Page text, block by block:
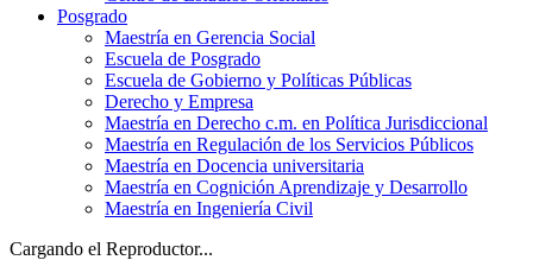
Posgrado
Maestría en Gerencia Social
Escuela de Posgrado
Escuela de Gobierno y Políticas Públicas
Derecho y Empresa
Maestría en Derecho c.m. en Política Jurisdiccional
Maestría en Regulación de los Servicios Públicos
Maestría en Docencia universitaria
Maestría en Cognición Aprendizaje y Desarrollo
Maestría en Ingeniería Civil
Cargando el Reproductor...